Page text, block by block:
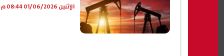
الإثنين 01/06/2026 08:44 م